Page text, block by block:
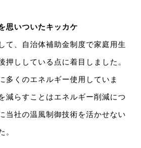
思いついたキッカケ
て、自治体補助金制度で家庭用生
押ししている点に着目しました。
多くのエネルギー使用していま
減らすことはエネルギー削減につ
当社の温風制御技術を活かせない
。